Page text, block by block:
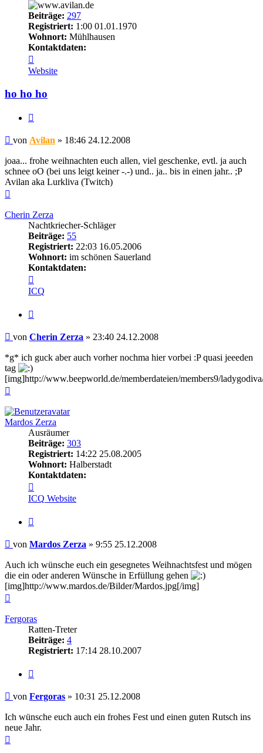
Beiträge: 297
Registriert: 1:00 01.01.1970
Wohnort: Mühlhausen
Kontaktdaten:
von
Avilan
Website
ho ho ho
Beitrag
von Avilan » 18:46 24.12.2008
joaa... frohe weihnachten euch allen, viel geschenke, evtl. ja auch
schnee oO (bei uns leigt keiner -.-) und.. ja.. bis in einen jahr.. ;P
Avilan aka Lurkliva (Twitch)
Cherin Zerza
Nachtkriecher-Schläger
Beiträge: 55
Registriert: 22:03 16.05.2006
Wohnort: im schönen Sauerland
Kontaktdaten:
von
Cherin
ICQ
Beitrag
von Cherin Zerza » 23:40 24.12.2008
*g* ich guck aber auch vorher nochma hier vorbei :P quasi jeeeden
tag
[img]http://www.beepworld.de/memberdateien/members9/
Mardos Zerza
Ausräumer
Beiträge: 303
Registriert: 14:22 25.08.2005
Wohnort: Halberstadt
Kontaktdaten:
von
Mardos
ICQ Website
Beitrag
von Mardos Zerza » 9:55 25.12.2008
Auch ich wünsche euch ein gesegnetes Weihnachtsfest und mögen
die ein oder anderen Wünsche in Erfüllung gehen
[img]http://www.mardos.de/Bilder/Mardos.jpg[/img]
Fergoras
Ratten-Treter
Beiträge: 4
Registriert: 17:14 28.10.2007
Beitrag
von Fergoras » 10:31 25.12.2008
Ich wünsche euch auch ein frohes Fest und einen guten Rutsch ins
neue Jahr.